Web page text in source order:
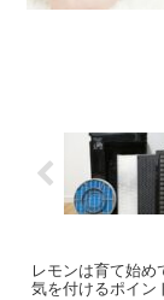
レモンは育て始め
気を付けるポイン